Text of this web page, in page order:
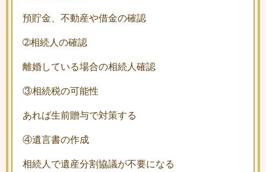
預貯金、不動産や借金の確認
➁相続人の確認
離婚している場合の相続人確認
③相続税の可能性
あれば生前贈与で対策する
④遺言書の作成
相続人で遺産分割協議が不要になる